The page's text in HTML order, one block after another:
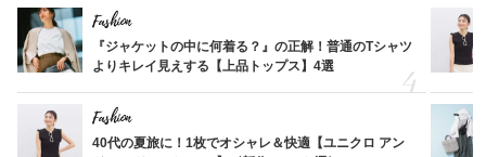
Fashion
『ジャケットの中に何着る？』の正解！普通のTシャツ
よりキレイ見えする【上品トップス】4選
Fashion
40代の夏旅に！1枚でオシャレ＆快適【ユニクロ アン